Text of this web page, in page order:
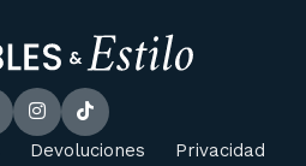
Devoluciones Privacidad